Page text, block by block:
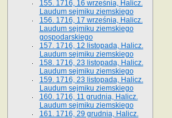
155. 1716, 16 września, Halicz.
Laudum sejmiku ziemskiego
156. 1716, 17 września, Halicz.
Laudum sejmiku ziemskiego
gospodarskiego
157. 1716, 12 listopada, Halicz.
Laudum sejmiku ziemskiego
158. 1716, 23 listopada, Halicz.
Laudum sejmiku ziemskiego
159. 1716, 23 listopada, Halicz.
Laudum sejmiku ziemskiego
160. 1716, 11 grudnia, Halicz.
Laudum sejmiku ziemskiego
161. 1716, 29 grudnia, Halicz.